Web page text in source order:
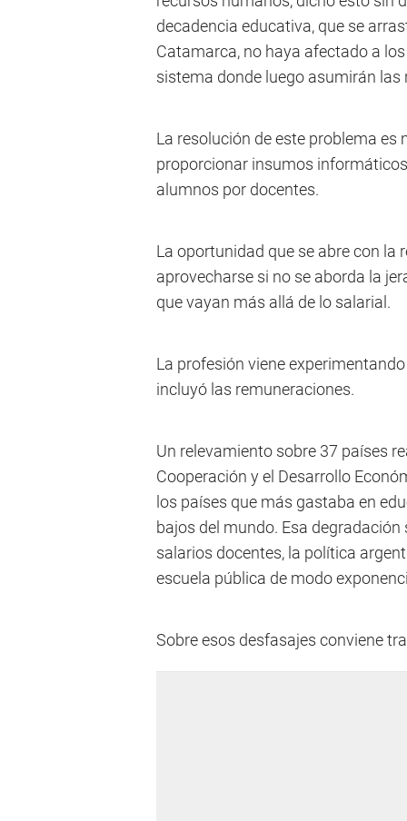
decadencia educativa, que se
Catamarca, no haya afectado a
sistema donde luego asumirán las
La resolución de este problema
proporcionar insumos
alumnos por docentes.
La oportunidad que se abre con la
aprovecharse si no se aborda la
que vayan más allá de lo salarial.
La profesión viene
incluyó las remuneraciones.
Un relevamiento sobre 37 países
Cooperación y el Desarrollo
los países que más gastaba en
bajos del mundo. Esa
salarios docentes, la política
escuela pública de modo
Sobre esos desfasajes conviene